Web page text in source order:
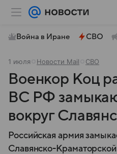
Война в Иране СВО
1 июля Новости Mail СВО
Военкор Коц
ВС РФ
вокруг
Российская армия
Славянско-